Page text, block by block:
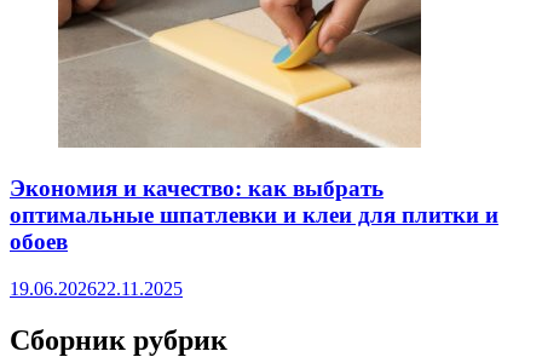
Экономия и качество: как выбрать
оптимальные шпатлевки и клеи для плитки и
обоев
19.06.202622.11.2025
Сборник рубрик